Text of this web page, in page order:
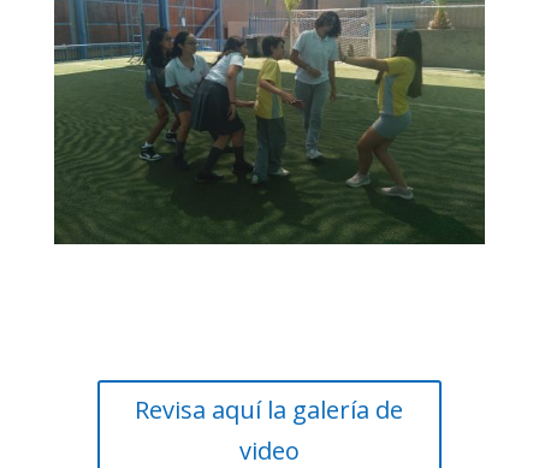
Revisa aquí la galería de
video